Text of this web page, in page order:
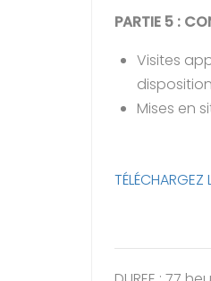
PARTIE 5 :
Visites
Mises en